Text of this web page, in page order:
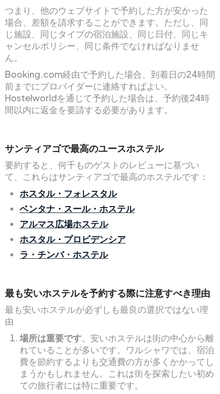
つまり、他のウェブサイトで予約した方が安かった
場合、差額を請求することができます。ただし、同
じ施設、同じタイプの宿泊施設、同じ日付、同じキ
ャンセルポリシー、同じ条件でなければなりませ
ん。
Booking.com経由で予約した場合、到着日の24時間
前までにプロバイダーに連絡すればよい。
Hostelworldを通じて予約した場合は、予約後24時
間以内に返金を要請する必要があります。
サンティアゴで最高のユースホステル
要約すると、何千ものゲストのレビューに基づい
て、これらはサンティアゴで最高のホステルです：
ホスタル・フォレスタル
ベンタナ・スール・ホステル
アルマス広場ホステル
ホスタル・プロビデンシア
ラ・チンバ・ホステル
最も安いホステルを予約する際に注意すべき理由
最も安いホステルが必ずしも最良の選択ではない理
由
場所は重要です。安いホステルは街の中心から離
れていることが多いです。ワルシャワでは、宿泊
費を節約するよりも交通費の方が多くかかってし
まうかもしれません。これは街を探索したい初め
ての旅行者には特に重要です。